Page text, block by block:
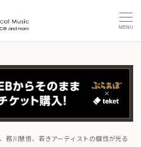
MENU
務川慧悟、若きアーティストの個性が光る